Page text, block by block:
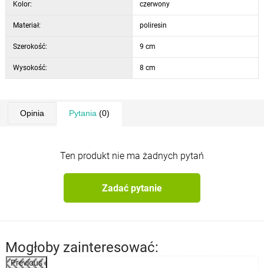
Kolor: czerwony
Materiał: poliresin
Szerokość: 9 cm
Wysokość: 8 cm
Opinia Pytania (0)
Ten produkt nie ma żadnych pytań
Zadać pytanie
Mogłoby zainteresować:
Previous